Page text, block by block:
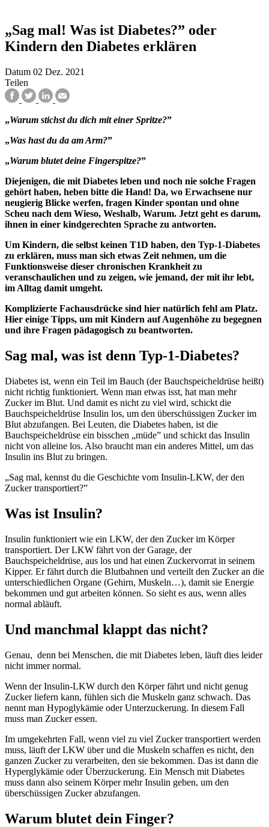
„Sag mal! Was ist Diabetes?” oder
Kindern den Diabetes erklären
Datum 02 Dez. 2021
Teilen
„Warum stichst du dich mit einer Spritze?”
„Was hast du da am Arm?”
„Warum blutet deine Fingerspitze?”
Diejenigen, die mit Diabetes leben und noch nie solche Fragen
gehört haben, heben bitte die Hand! Da, wo Erwachsene nur
neugierig Blicke werfen, fragen Kinder spontan und ohne
Scheu nach dem Wieso, Weshalb, Warum. Jetzt geht es darum,
ihnen in einer kindgerechten Sprache zu antworten.
Um Kindern, die selbst keinen T1D haben, den Typ-1-Diabetes
zu erklären, muss man sich etwas Zeit nehmen, um die
Funktionsweise dieser chronischen Krankheit zu
veranschaulichen und zu zeigen, wie jemand, der mit ihr lebt,
im Alltag damit umgeht.
Komplizierte Fachausdrücke sind hier natürlich fehl am Platz.
Hier einige Tipps, um mit Kindern auf Augenhöhe zu begegnen
und ihre Fragen pädagogisch zu beantworten.
Sag mal, was ist denn Typ-1-Diabetes?
Diabetes ist, wenn ein Teil im Bauch (der Bauchspeicheldrüse heißt)
nicht richtig funktioniert. Wenn man etwas isst, hat man mehr
Zucker im Blut. Und damit es nicht zu viel wird, schickt die
Bauchspeicheldrüse Insulin los, um den überschüssigen Zucker im
Blut abzufangen. Bei Leuten, die Diabetes haben, ist die
Bauchspeicheldrüse ein bisschen „müde” und schickt das Insulin
nicht von alleine los. Also braucht man ein anderes Mittel, um das
Insulin ins Blut zu bringen.
„Sag mal, kennst du die Geschichte vom Insulin-LKW, der den
Zucker transportiert?”
Was ist Insulin?
Insulin funktioniert wie ein LKW, der den Zucker im Körper
transportiert. Der LKW fährt von der Garage, der
Bauchspeicheldrüse, aus los und hat einen Zuckervorrat in seinem
Kipper. Er fährt durch die Blutbahnen und verteilt den Zucker an die
unterschiedlichen Organe (Gehirn, Muskeln…), damit sie Energie
bekommen und gut arbeiten können. So sieht es aus, wenn alles
normal abläuft.
Und manchmal klappt das nicht?
Genau, denn bei Menschen, die mit Diabetes leben, läuft dies leider
nicht immer normal.
Wenn der Insulin-LKW durch den Körper fährt und nicht genug
Zucker liefern kann, fühlen sich die Muskeln ganz schwach. Das
nennt man Hypoglykämie oder Unterzuckerung. In diesem Fall
muss man Zucker essen.
Im umgekehrten Fall, wenn viel zu viel Zucker transportiert werden
muss, läuft der LKW über und die Muskeln schaffen es nicht, den
ganzen Zucker zu verarbeiten, den sie bekommen. Das ist dann die
Hyperglykämie oder Überzuckerung. Ein Mensch mit Diabetes
muss dann also seinem Körper mehr Insulin geben, um den
überschüssigen Zucker abzufangen.
Warum blutet dein Finger?